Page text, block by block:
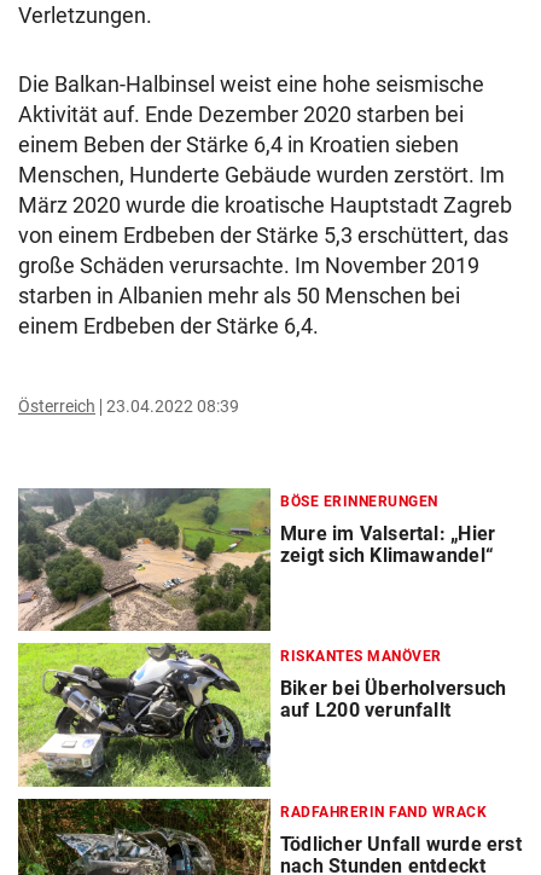
Verletzungen.
Die Balkan-Halbinsel weist eine hohe seismische
Aktivität auf. Ende Dezember 2020 starben bei
einem Beben der Stärke 6,4 in Kroatien sieben
Menschen, Hunderte Gebäude wurden zerstört. Im
März 2020 wurde die kroatische Hauptstadt Zagreb
von einem Erdbeben der Stärke 5,3 erschüttert, das
große Schäden verursachte. Im November 2019
starben in Albanien mehr als 50 Menschen bei
einem Erdbeben der Stärke 6,4.
Österreich 23.04.2022 08:39
BÖSE ERINNERUNGEN
Mure im Valsertal: „Hier
zeigt sich Klimawandel“
RISKANTES MANÖVER
Biker bei Überholversuch
auf L200 verunfallt
RADFAHRERIN FAND WRACK
Tödlicher Unfall wurde erst
nach Stunden entdeckt